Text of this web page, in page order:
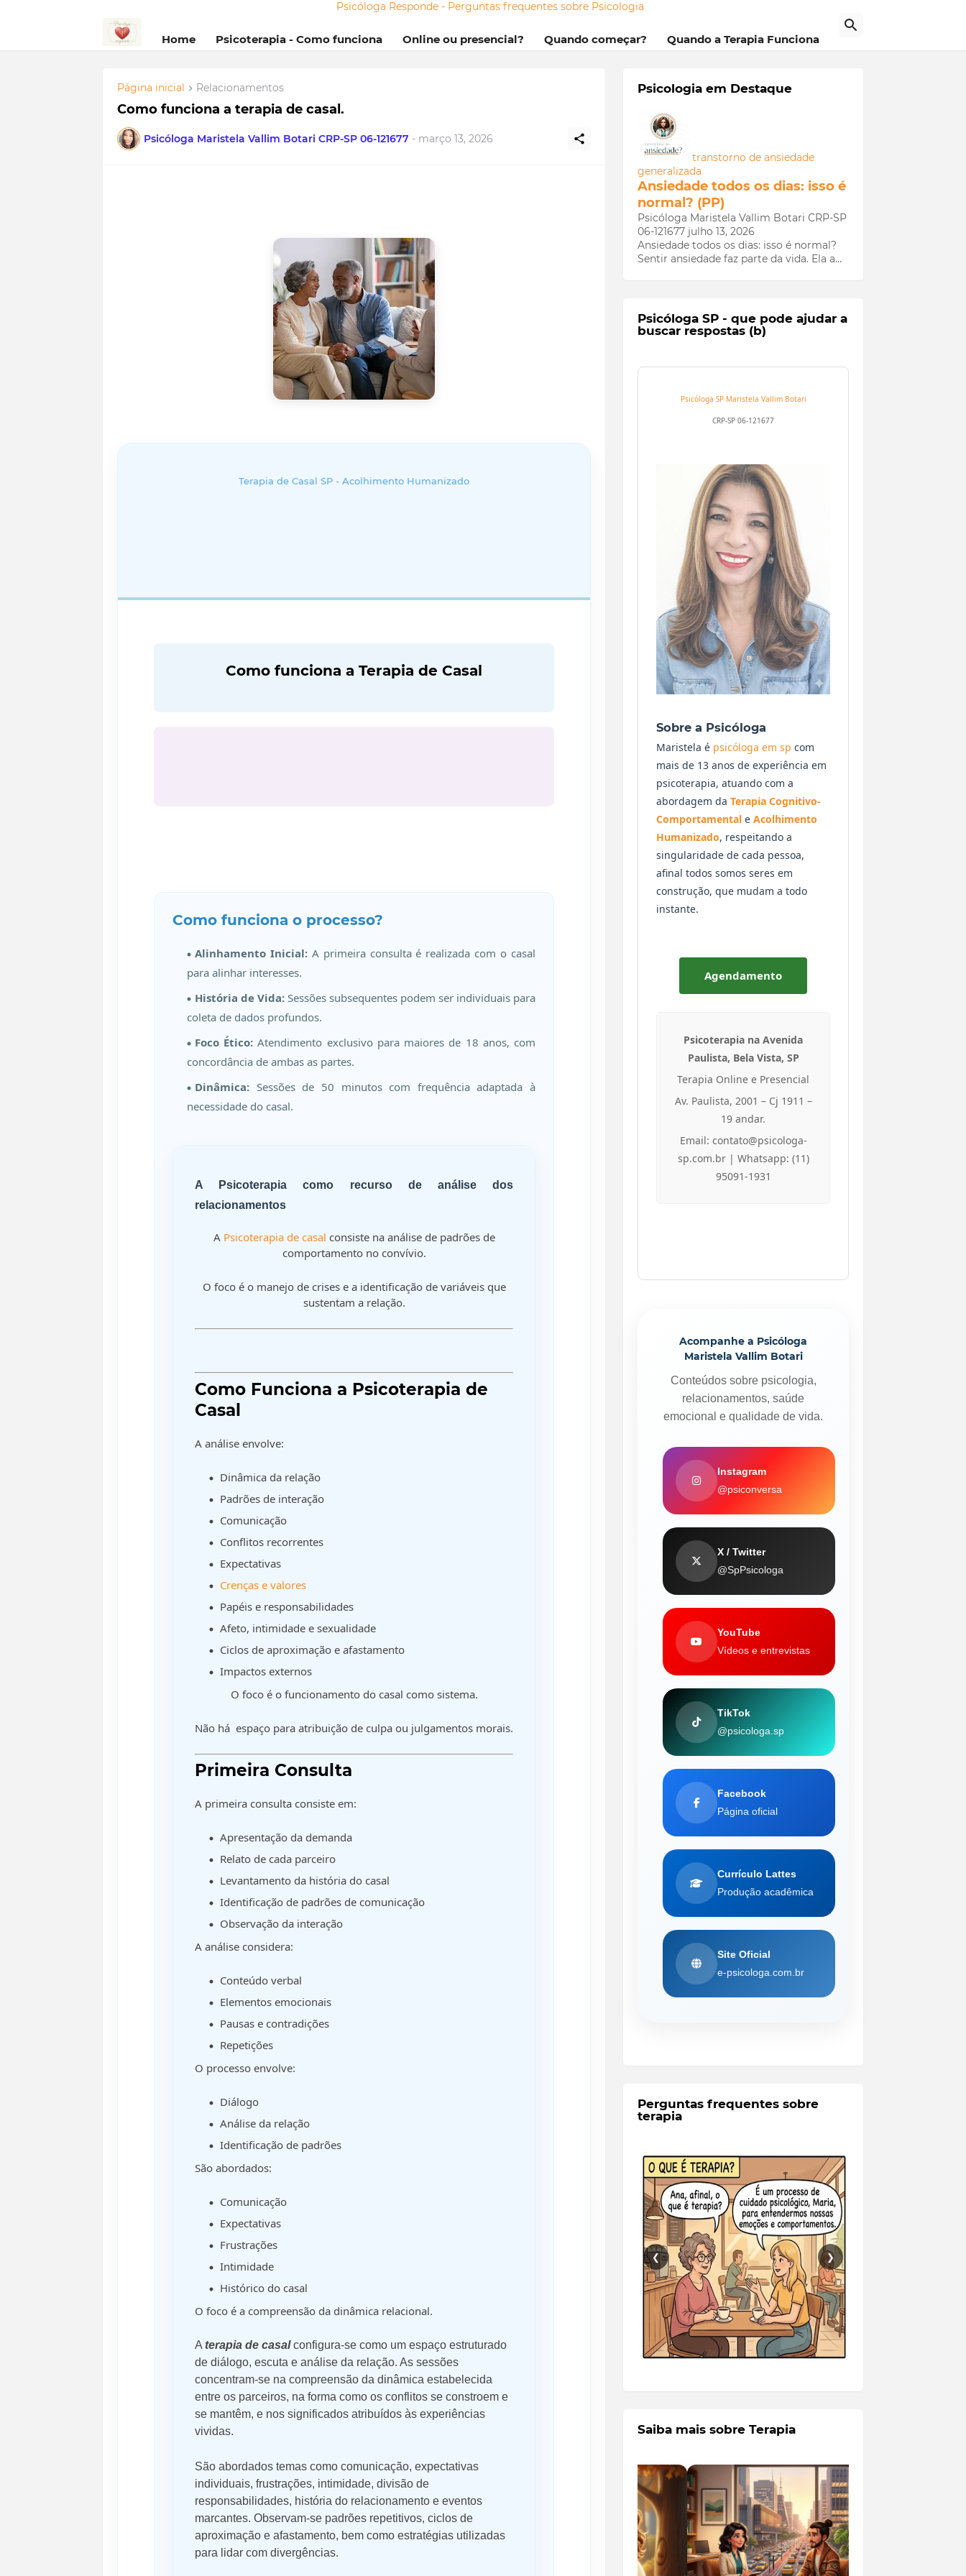
Psicóloga Responde - Perguntas frequentes sobre Psicologia
Home Psicoterapia - Como funciona Online ou presencial? Quando começar? Quando a Terapia Funciona
Página inicial Relacionamentos
Como funciona a terapia de casal.
Psicóloga Maristela Vallim Botari CRP-SP 06-121677 - março 13, 2026
Terapia de Casal SP - Acolhimento Humanizado
Como funciona a Terapia de Casal
Como funciona o processo?
Alinhamento Inicial:A primeira consulta é realizada com o casal
para alinhar interesses.
História de Vida: Sessões subsequentes podem ser individuais para
coleta de dados profundos.
Foco Ético: Atendimento exclusivo para maiores de 18 anos, com
concordância de ambas as partes.
Dinâmica: Sessões de 50 minutos com frequência adaptada à
necessidade do casal.
A Psicoterapia como recurso de análise dos
relacionamentos
A Psicoterapia de casal consiste na análise de padrões de
comportamento no convívio.
O foco é o manejo de crises e a identificação de variáveis que
sustentam a relação.
Como Funciona a Psicoterapia de
Casal
A análise envolve:
Dinâmica da relação
Padrões de interação
Comunicação
Conflitos recorrentes
Expectativas
Crenças e valores
Papéis e responsabilidades
Afeto, intimidade e sexualidade
Ciclos de aproximação e afastamento
Impactos externos
O foco é o funcionamento do casal como sistema.
Não há espaço para atribuição de culpa ou julgamentos morais.
Primeira Consulta
A primeira consulta consiste em:
Apresentação da demanda
Relato de cada parceiro
Levantamento da história do casal
Identificação de padrões de comunicação
Observação da interação
A análise considera:
Conteúdo verbal
Elementos emocionais
Pausas e contradições
Repetições
O processo envolve:
Diálogo
Análise da relação
Identificação de padrões
São abordados:
Comunicação
Expectativas
Frustrações
Intimidade
Histórico do casal
O foco é a compreensão da dinâmica relacional.
A terapia de casalconfigura-se como um espaço estruturado
de diálogo, escuta e análise da relação. As sessões
concentram-se na compreensão da dinâmica estabelecida
entre os parceiros, na forma como os conflitos se constroem e
se mantêm, e nos significados atribuídos às experiências
vividas.
São abordados temas como comunicação, expectativas
individuais, frustrações, intimidade, divisão de
responsabilidades, história do relacionamento e eventos
marcantes. Observam-se padrões repetitivos, ciclos de
aproximação e afastamento, bem como estratégias utilizadas
para lidar com divergências.
Psicologia em Destaque
transtorno de ansiedade
generalizada
Ansiedade todos os dias: isso é
normal? (PP)
Psicóloga Maristela Vallim Botari CRP-SP
06-121677 julho 13, 2026
Ansiedade todos os dias: isso é normal?
Sentir ansiedade faz parte da vida. Ela a…
Psicóloga SP - que pode ajudar a
buscar respostas (b)
Psicóloga SP Maristela Vallim Botari
CRP-SP 06-121677
Sobre a Psicóloga
Maristela é psicóloga em sp com
mais de 13 anos de experiência em
psicoterapia, atuando com a
abordagem da Terapia Cognitivo-
Comportamental e Acolhimento
Humanizado, respeitando a
singularidade de cada pessoa,
afinal todos somos seres em
construção, que mudam a todo
instante.
Agendamento
Psicoterapia na Avenida
Paulista, Bela Vista, SP
Terapia Online e Presencial
Av. Paulista, 2001 – Cj 1911 –
19 andar.
Email: contato@psicologa-
sp.com.br | Whatsapp: (11)
95091-1931
Acompanhe a Psicóloga
Maristela Vallim Botari
Conteúdos sobre psicologia,
relacionamentos, saúde
emocional e qualidade de vida.
Instagram
@psiconversa
X / Twitter
@SpPsicologa
YouTube
Vídeos e entrevistas
TikTok
@psicologa.sp
Facebook
Página oficial
Currículo Lattes
Produção acadêmica
Site Oficial
e-psicologa.com.br
Perguntas frequentes sobre
terapia
❮ ❯
Saiba mais sobre Terapia